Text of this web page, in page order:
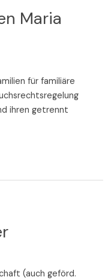
Maria
für familiäre
ihren getrennt
(auch geförd.